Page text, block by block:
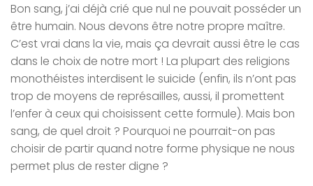
Bon sang, j’ai déjà crié que nul ne pouvait posséder un
être humain. Nous devons être notre propre maître.
C’est vrai dans la vie, mais ça devrait aussi être le cas
dans le choix de notre mort ! La plupart des religions
monothéistes interdisent le suicide (enfin, ils n’ont pas
trop de moyens de représailles, aussi, il promettent
l’enfer à ceux qui choisissent cette formule). Mais bon
sang, de quel droit ? Pourquoi ne pourrait-on pas
choisir de partir quand notre forme physique ne nous
permet plus de rester digne ?